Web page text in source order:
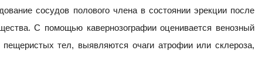
сосудов полового члена в состоянии эрекции после
С помощью кавернозографии оценивается венозный
пещеристых тел, выявляются очаги атрофии или склероза,